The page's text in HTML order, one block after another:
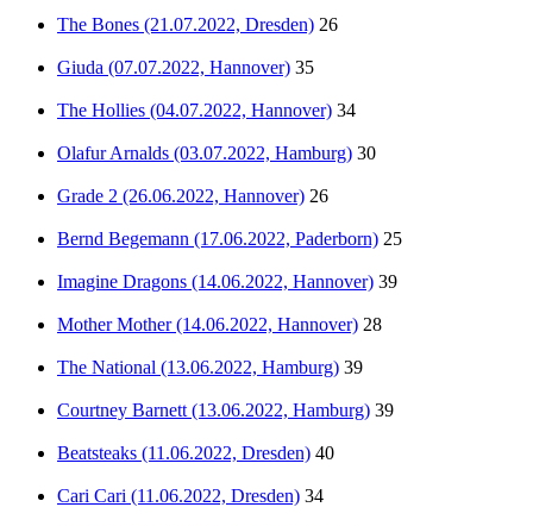
The Bones (21.07.2022, Dresden) 26
Giuda (07.07.2022, Hannover) 35
The Hollies (04.07.2022, Hannover) 34
Olafur Arnalds (03.07.2022, Hamburg) 30
Grade 2 (26.06.2022, Hannover) 26
Bernd Begemann (17.06.2022, Paderborn) 25
Imagine Dragons (14.06.2022, Hannover) 39
Mother Mother (14.06.2022, Hannover) 28
The National (13.06.2022, Hamburg) 39
Courtney Barnett (13.06.2022, Hamburg) 39
Beatsteaks (11.06.2022, Dresden) 40
Cari Cari (11.06.2022, Dresden) 34